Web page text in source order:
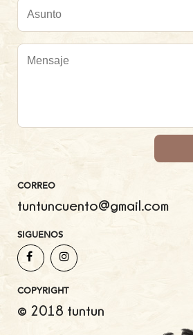
CORREO
tuntuncuento@gmail.com
SIGUENOS
COPYRIGHT
© 2018 tuntun